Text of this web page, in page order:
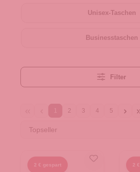
Unisex-Taschen
Businesstaschen
Filter
1 2 3 4 5
2 € gespart 2